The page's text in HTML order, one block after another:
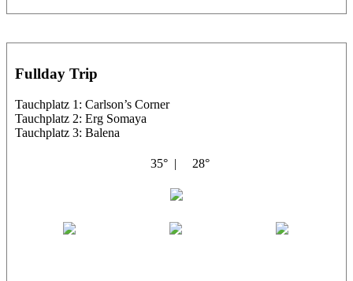
Fullday Trip
Tauchplatz 1: Carlson’s Corner
Tauchplatz 2: Erg Somaya
Tauchplatz 3: Balena
35° | 28°